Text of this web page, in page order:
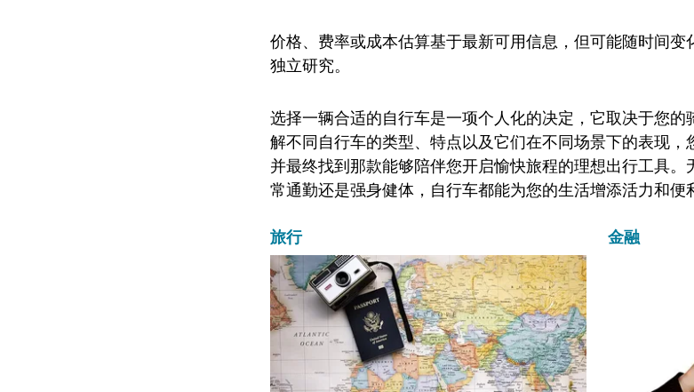
价格、费率或成本估算基于最新可用信息，但可能随时间
独立研究。
选择一辆合适的自行车是一项个人化的决定，它取决于您的
解不同自行车的类型、特点以及它们在不同场景下的表现，
并最终找到那款能够陪伴您开启愉快旅程的理想出行工具。
常通勤还是强身健体，自行车都能为您的生活增添活力和便
旅行 金融